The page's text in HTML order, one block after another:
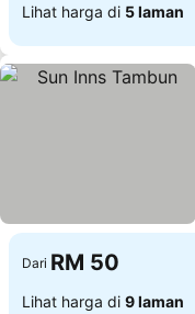
Lihat harga di 5 laman
Dari RM 50
Lihat harga di 9 laman